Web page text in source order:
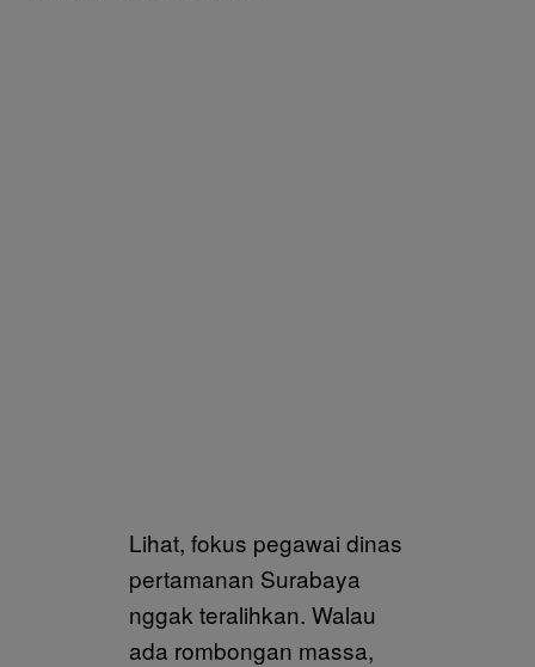
Lihat, fokus pegawai dinas
pertamanan Surabaya
nggak teralihkan. Walau
ada rombongan massa,